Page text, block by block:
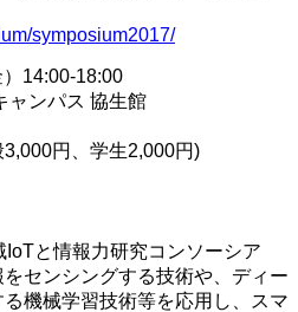
symposium2017/
14:00-18:00
ャンパス 協生館
円、学生2,000円)
と情報力研究コンソーシア
センシングする技術や、ディー
機械学習技術等を応用し、スマ